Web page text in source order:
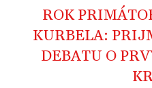
ROK
KURBELA:
DEBATU O